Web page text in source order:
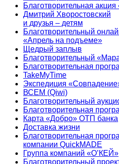
Благотворительная
Дмитрий Хворостовский
и друзья – детям
Благотворительный
«Апрель на подъеме»
Щедрый заплыв
Благотворительный
Благотворительная
TakeMyTime
Экспедиция
ВСЕМ (Qiwi)
Благотворительный
Благотворительная
Карта «Добро» ОТП банка
Доставка жизни
Благотворительная
компании QuickMADE
Группа компаний «О’КЕЙ»
Благотворительный